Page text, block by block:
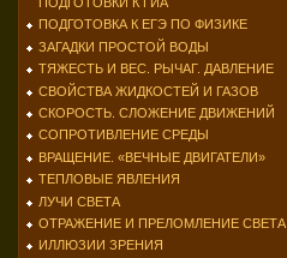
ПОДГОТОВКА К ЕГЭ ПО ФИЗИКЕ
ЗАГАДКИ ПРОСТОЙ ВОДЫ
ТЯЖЕСТЬ И ВЕС. РЫЧАГ. ДАВЛЕНИЕ
СВОЙСТВА ЖИДКОСТЕЙ И ГАЗОВ
СКОРОСТЬ. СЛОЖЕНИЕ ДВИЖЕНИЙ
СОПРОТИВЛЕНИЕ СРЕДЫ
ВРАЩЕНИЕ. «ВЕЧНЫЕ ДВИГАТЕЛИ»
ТЕПЛОВЫЕ ЯВЛЕНИЯ
ЛУЧИ СВЕТА
ОТРАЖЕНИЕ И ПРЕЛОМЛЕНИЕ СВЕТА
ИЛЛЮЗИИ ЗРЕНИЯ